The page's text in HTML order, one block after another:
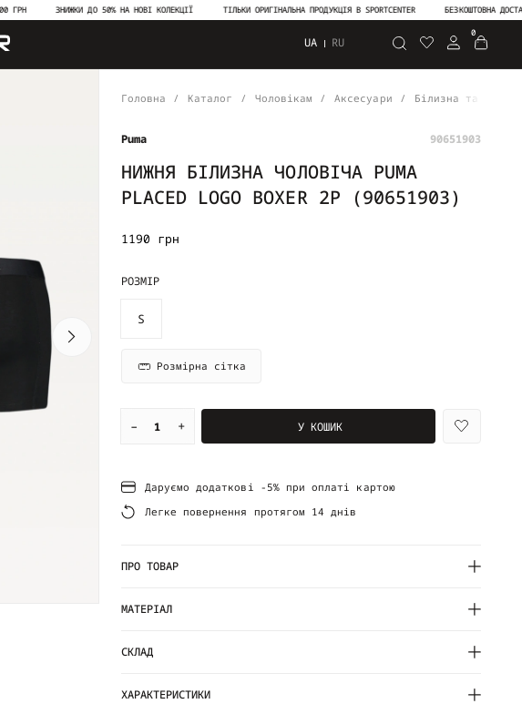
ЗНИЖКИ ДО 50% НА НОВІ КОЛЕКЦІЇ ТІЛЬКИ ОРИГІНАЛЬНА ПРОДУКЦІЯ В SPORTCENTER БЕЗКОШТОВНА ДОСТАВКА
UA RU Пошук
0
Головна Каталог Чоловікам Аксесуари Білизна та
Puma 90651903
НИЖНЯ БІЛИЗНА ЧОЛОВІЧА PUMA
PLACED LOGO BOXER 2P (90651903)
1190 грн
РОЗМІР
S
Розмірна сітка
– + У КОШИК
Даруємо додаткові -5% при оплаті картою
Легке повернення протягом 14 днів
ПРО ТОВАР
МАТЕРІАЛ
СКЛАД
ХАРАКТЕРИСТИКИ